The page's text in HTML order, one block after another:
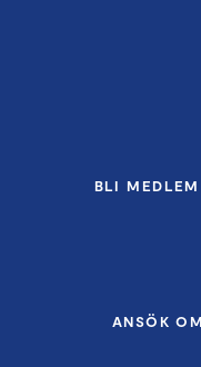
BLI
ANSÖK